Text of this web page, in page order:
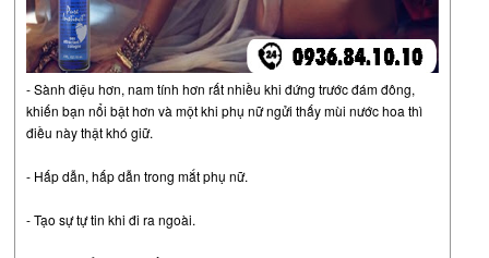
- Sành điệu hơn, nam tính hơn rất nhiều khi đứng trước đám đông,
khiến bạn nổi bật hơn và một khi phụ nữ ngửi thấy mùi nước hoa thì
điều này thật khó giữ.
- Hấp dẫn, hấp dẫn trong mắt phụ nữ.
- Tạo sự tự tin khi đi ra ngoài.